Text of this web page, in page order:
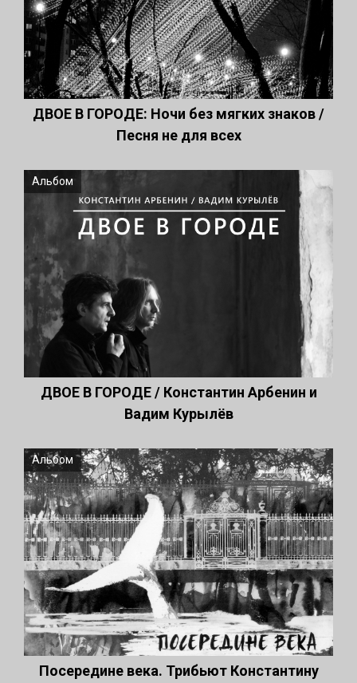
ДВОЕ В ГОРОДЕ: Ночи без мягких знаков /
Песня не для всех
Альбом
ДВОЕ В ГОРОДЕ / Константин Арбенин и
Вадим Курылёв
Альбом
Посередине века. Трибьют Константину